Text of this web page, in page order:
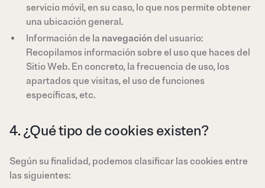
servicio móvil, en su caso, lo que nos permite obtener
una ubicación general.
Información de la navegación del usuario:
Recopilamos información sobre el uso que haces del
Sitio Web. En concreto, la frecuencia de uso, los
apartados que visitas, el uso de funciones
específicas, etc.
4. ¿Qué tipo de cookies existen?
Según su finalidad, podemos clasificar las cookies entre
las siguientes: